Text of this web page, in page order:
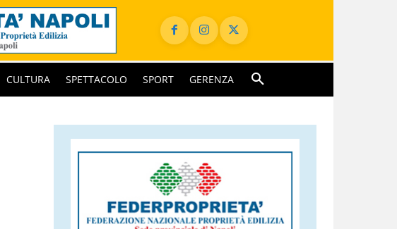
CULTURA SPETTACOLO SPORT GERENZA